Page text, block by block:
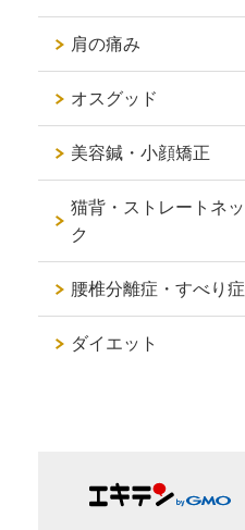
肩の痛み
オスグッド
美容鍼・小顔矯正
猫背・ストレートネッ
ク
腰椎分離症・すべり症
ダイエット